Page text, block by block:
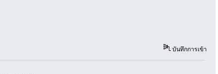
บันทึกการเข้า